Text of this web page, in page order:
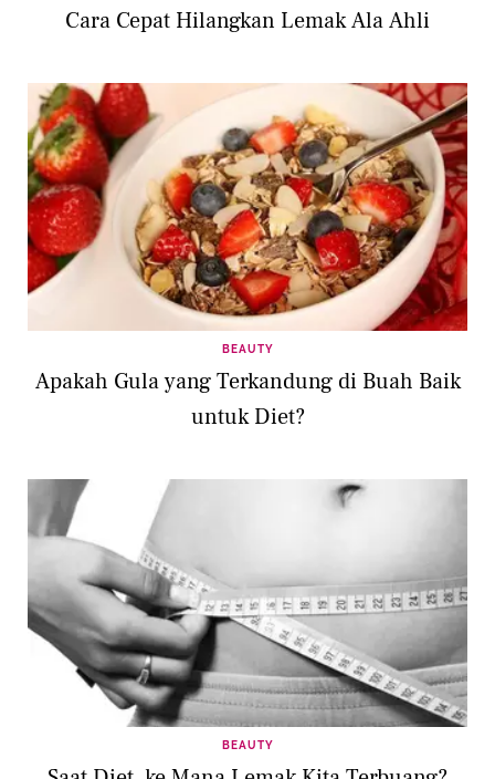
Cara Cepat Hilangkan Lemak Ala Ahli
BEAUTY
Apakah Gula yang Terkandung di Buah Baik
untuk Diet?
BEAUTY